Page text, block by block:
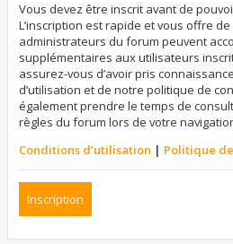
Vous devez être inscrit avant de
L’inscription est rapide et vous offre
administrateurs du forum peuvent
supplémentaires aux utilisateurs
assurez-vous d’avoir pris
d’utilisation et de notre politique de
également prendre le temps de
règles du forum lors de votre
Conditions d’utilisation | Politique
Inscription